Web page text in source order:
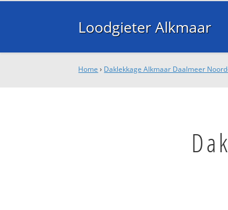
Loodgieter Alkmaar
Home › Daklekkage Alkmaar Daalmeer